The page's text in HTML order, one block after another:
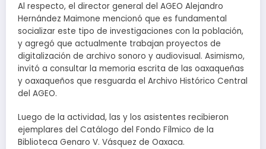
Al respecto, el director general del AGEO Alejandro
Hernández Maimone mencionó que es fundamental
socializar este tipo de investigaciones con la población,
y agregó que actualmente trabajan proyectos de
digitalización de archivo sonoro y audiovisual. Asimismo,
invitó a consultar la memoria escrita de las oaxaqueñas
y oaxaqueños que resguarda el Archivo Histórico Central
del AGEO.
Luego de la actividad, las y los asistentes recibieron
ejemplares del Catálogo del Fondo Fílmico de la
Biblioteca Genaro V. Vásquez de Oaxaca.